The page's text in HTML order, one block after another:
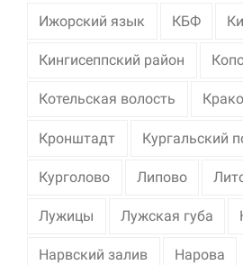
Ижорский язык КБФ
Кингисеппский район
Котельская волость
Кронштадт Кургальский
Курголово Липово
Лужицы Лужская губа
Нарвский залив Нарова